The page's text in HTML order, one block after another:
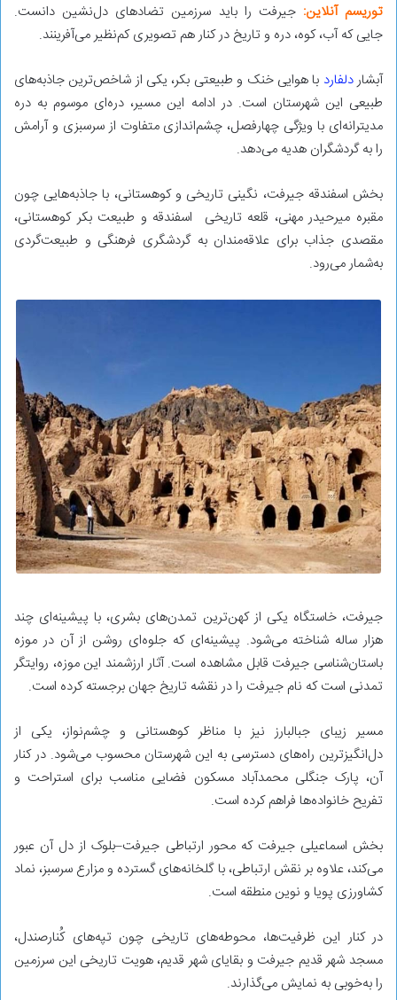
توریسم آنلاین: جیرفت را باید سرزمین تضادهای دل‌نشین دانست.
جایی که آب، کوه، دره و تاریخ در کنار هم تصویری کم‌نظیر می‌آفرینند.
آبشاردلفارد با هوایی خنک و طبیعتی بکر، یکی از شاخص‌ترین جاذبه‌های
طبیعی این شهرستان است. در ادامه این مسیر، دره‌ای موسوم به دره
مدیترانه‌ای با ویژگی چهارفصل، چشم‌اندازی متفاوت از سرسبزی و آرامش
را به گردشگران هدیه می‌دهد.
بخش اسفندقه جیرفت، نگینی تاریخی و کوهستانی، با جاذبه‌هایی چون
مقبره میرحیدر مهنی، قلعه تاریخی اسفندقه و طبیعت بکر کوهستانی،
مقصدی جذاب برای علاقه‌مندان به گردشگری فرهنگی و طبیعت‌گردی
به‌شمار می‌رود.
جیرفت، خاستگاه یکی از کهن‌ترین تمدن‌های بشری، با پیشینه‌ای چند
هزار ساله شناخته می‌شود. پیشینه‌ای که جلوه‌ای روشن از آن در موزه
باستان‌شناسی جیرفت قابل مشاهده است. آثار ارزشمند این موزه، روایتگر
تمدنی است که نام جیرفت را در نقشه تاریخ جهان برجسته کرده است.
مسیر زیبای جبالبارز نیز با مناظر کوهستانی و چشم‌نواز، یکی از
دل‌انگیزترین راه‌های دسترسی به این شهرستان محسوب می‌شود. در کنار
آن، پارک جنگلی محمدآباد مسکون فضایی مناسب برای استراحت و
تفریح خانواده‌ها فراهم کرده است.
بخش اسماعیلی جیرفت که محور ارتباطی جیرفت–بلوک از دل آن عبور
می‌کند، علاوه بر نقش ارتباطی، با گلخانه‌های گسترده و مزارع سرسبز، نماد
کشاورزی پویا و نوین منطقه است.
در کنار این ظرفیت‌ها، محوطه‌های تاریخی چون تپه‌های کُنارصندل،
مسجد شهر قدیم جیرفت و بقایای شهر قدیم، هویت تاریخی این سرزمین
را به‌خوبی به نمایش می‌گذارند.